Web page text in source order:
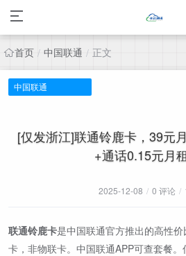
首页 / 中国联通 / 正文
中国联通
[仅发浙江]联通铃鹿卡，39元
+通话0.15元月
2025-12-08 / 0 评论 /
联通铃鹿卡是中国联通官方推出的高性
卡，非物联卡。中国联通APP可查套餐